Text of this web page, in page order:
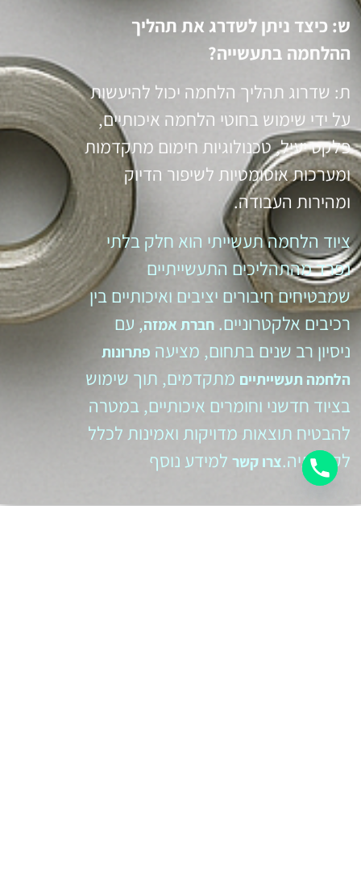
ש: כיצד ניתן לשדרג את תהליך
ההלחמה בתעשייה?
ת: שדרוג תהליך הלחמה יכול להיעשות
על ידי שימוש בחוטי הלחמה איכותיים,
פלקס יעיל, טכנולוגיות חימום מתקדמות
ומערכות אוטומטיות לשיפור הדיוק
ומהירות העבודה.
ציוד הלחמה תעשייתי הוא חלק בלתי
נפרד מהתהליכים התעשייתיים
שמבטיחים חיבורים יציבים ואיכותיים בין
רכיבים אלקטרוניים.חברת אמזה, עם
ניסיון רב שנים בתחום, מציעה פתרונות
הלחמה תעשייתיים מתקדמים, תוך שימוש
בציוד חדשני וחומרים איכותיים, במטרה
להבטיח תוצאות מדויקות ואמינות לכלל
לקוחותיה.צרו קשר למידע נוסף